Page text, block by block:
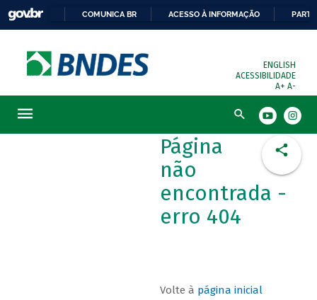
COMUNICA BR ACESSO À INFORMAÇÃO
ENGLISH
ACESSIBILIDADE
A+ A-
Busca
Página
não
encontrada -
erro 404
Volte à página inicial